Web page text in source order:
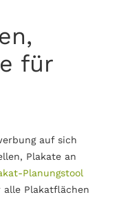
für
auf sich
Plakate an
Planungstool
alle Plakatflächen